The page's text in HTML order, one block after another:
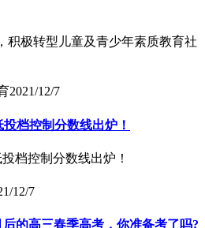
积极转型儿童及青少年素质教育社
2021/12/7
档控制分数线出炉！
档控制分数线出炉！
12/7
的高三春季高考，你准备考了吗?